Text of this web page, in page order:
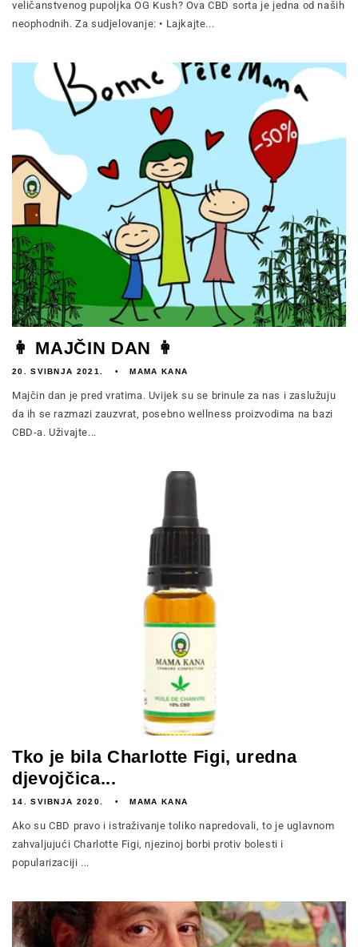
veličanstvenog pupoljka OG Kush? Ova CBD sorta je jedna od naših
neophodnih. Za sudjelovanje: • Lajkajte...
👩 MAJČIN DAN 👩
20. SVIBNJA 2021. MAMA KANA
Majčin dan je pred vratima. Uvijek su se brinule za nas i zaslužuju
da ih se razmazi zauzvrat, posebno wellness proizvodima na bazi
CBD-a. Uživajte...
Tko je bila Charlotte Figi, uredna
djevojčica...
14. SVIBNJA 2020. MAMA KANA
Ako su CBD pravo i istraživanje toliko napredovali, to je uglavnom
zahvaljujući Charlotte Figi, njezinoj borbi protiv bolesti i
popularizaciji ...